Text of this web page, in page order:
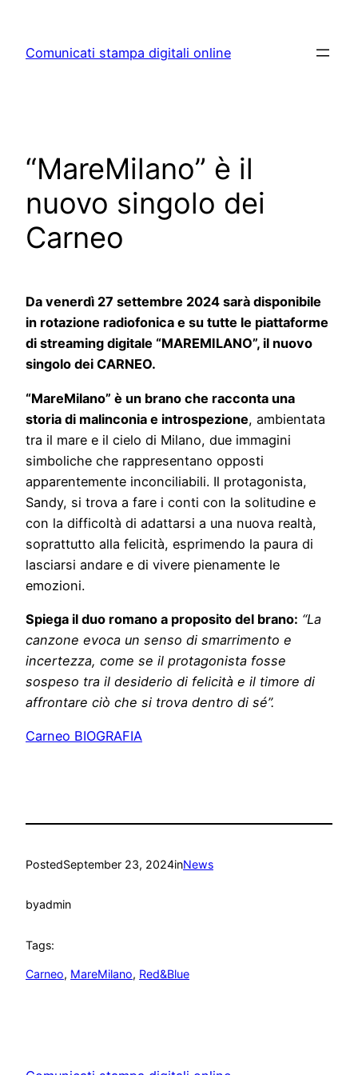
content
Comunicati stampa digitali online
“MareMilano” è il
nuovo singolo dei
Carneo
Da venerdì 27 settembre 2024 sarà disponibile
in rotazione radiofonica e su tutte le piattaforme
di streaming digitale “MAREMILANO”, il nuovo
singolo dei CARNEO.
“MareMilano” è un brano che racconta una
storia di malinconia e introspezione, ambientata
tra il mare e il cielo di Milano, due immagini
simboliche che rappresentano opposti
apparentemente inconciliabili. Il protagonista,
Sandy, si trova a fare i conti con la solitudine e
con la difficoltà di adattarsi a una nuova realtà,
soprattutto alla felicità, esprimendo la paura di
lasciarsi andare e di vivere pienamente le
emozioni.
Spiega il duo romano a proposito del brano: “La
canzone evoca un senso di smarrimento e
incertezza, come se il protagonista fosse
sospeso tra il desiderio di felicità e il timore di
affrontare ciò che si trova dentro di sé”.
Carneo BIOGRAFIA
PostedSeptember 23, 2024inNews
byadmin
Tags:
Carneo, MareMilano, Red&Blue